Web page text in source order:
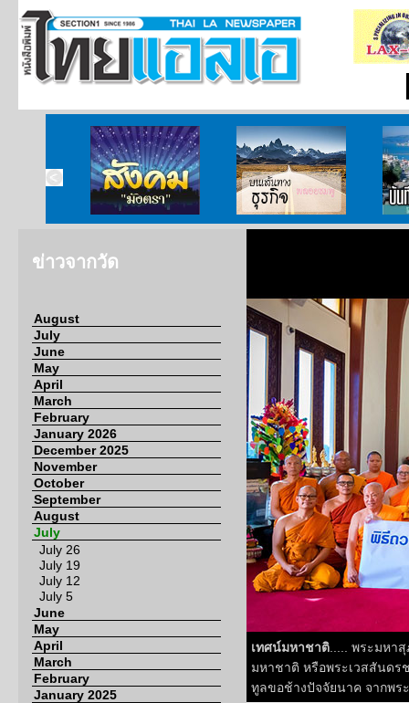
สังคมมังตรา บนเส้นทางธุรกิจ บั
ข่าวจากวัด
August
July
June
May
April
March
February
January 2026
December 2025
November
October
September
August
July
July 26
July 19
July 12
July 5
June
May
April
March
February
January 2025
เทศน์มหาชาติ ..... พระมห
มหาชาติ หรือพระเวสสันด
ทูลขอช้างปัจจัยนาค จากพร